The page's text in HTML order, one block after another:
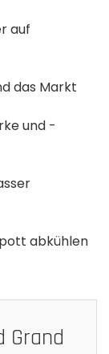
auf
das Markt
und -
abkühlen
Grand